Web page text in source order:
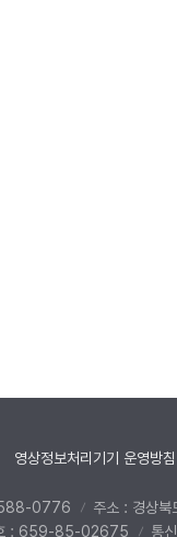
영상정보처리기기 운영방침
0776
주소 : 경상북
호 : 659-85-02675 통